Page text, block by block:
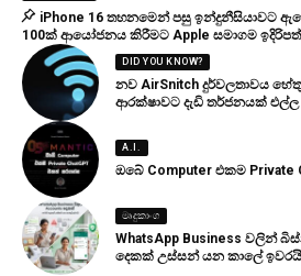
iPhone 16 තහනමෙන් පසු ඉන්දුනීසියාවට
100ක් ආයෝජනය කිරීමට Apple සමාගම ඉදිරිපත්
DID YOU KNOW?
නව AirSnitch දුර්වලතාවය
ආරක්ෂාවට දැඩි තර්ජනයක්
A.I.
ඔබේ Computer එකම
මෘදුකාංග
WhatsApp Business වලින්
දෙකක් උස්සන් යන කාලේ